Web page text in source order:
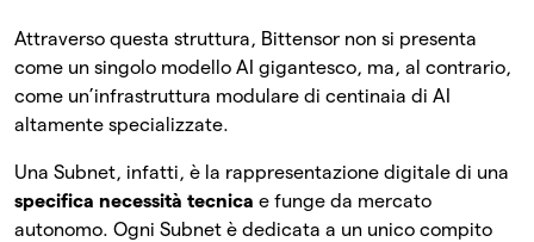
Attraverso questa struttura, Bittensor non si presenta
come un singolo modello AI gigantesco, ma, al contrario,
come un’infrastruttura modulare di centinaia di AI
altamente specializzate.
Una Subnet, infatti, è la rappresentazione digitale di una
specifica necessità tecnica e funge da mercato
autonomo. Ogni Subnet è dedicata a un unico compito